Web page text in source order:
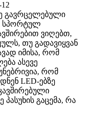
გავრცელებული
სპორტულ
ვიღებთ,
თუ გადავიყვან
იმისა, რომ
ასევე
რომ
LED-ებზე
პასუხის გაცემა, რა